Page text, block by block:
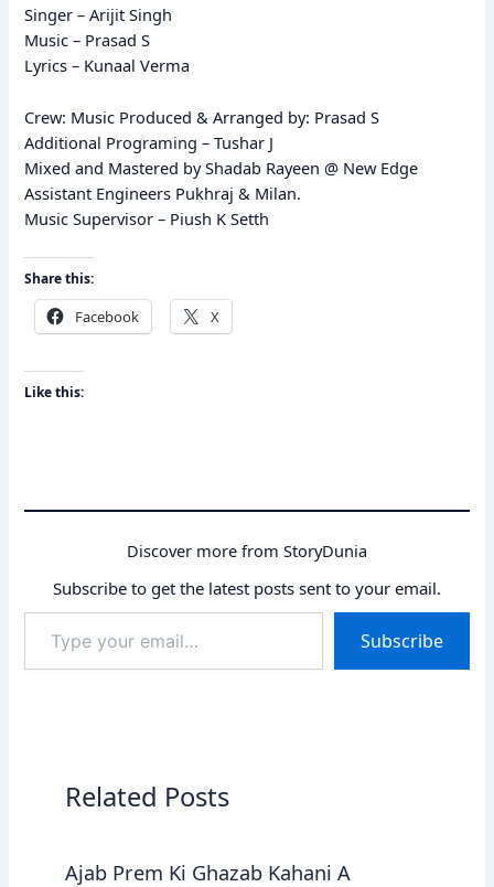
Singer – Arijit Singh
Music – Prasad S
Lyrics – Kunaal Verma
Crew: Music Produced & Arranged by: Prasad S
Additional Programing – Tushar J
Mixed and Mastered by Shadab Rayeen @ New Edge
Assistant Engineers Pukhraj & Milan.
Music Supervisor – Piush K Setth
Share this:
Facebook X
Like this:
Discover more from StoryDunia
Subscribe to get the latest posts sent to your email.
your
email…
Subscribe
Related Posts
Ajab Prem Ki Ghazab Kahani A